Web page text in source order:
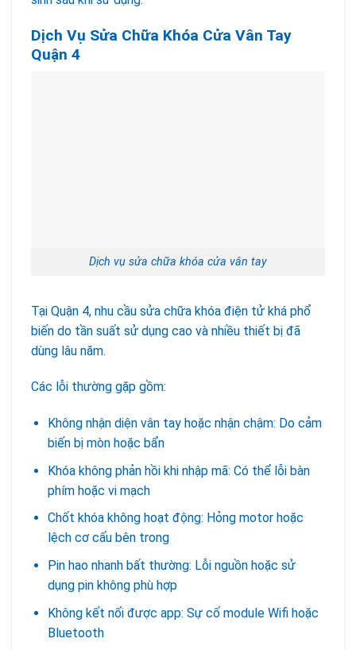
Dịch Vụ Sửa Chữa Khóa Cửa Vân Tay
Quận 4
Dịch vụ sửa chữa khóa cửa vân tay
Tại Quận 4, nhu cầu sửa chữa khóa điện tử khá phổ
biến do tần suất sử dụng cao và nhiều thiết bị đã
dùng lâu năm.
Các lỗi thường gặp gồm:
Không nhận diện vân tay hoặc nhận chậm: Do cảm
biến bị mòn hoặc bẩn
Khóa không phản hồi khi nhập mã: Có thể lỗi bàn
phím hoặc vi mạch
Chốt khóa không hoạt động: Hỏng motor hoặc
lệch cơ cấu bên trong
Pin hao nhanh bất thường: Lỗi nguồn hoặc sử
dụng pin không phù hợp
Không kết nối được app: Sự cố module Wifi hoặc
Bluetooth